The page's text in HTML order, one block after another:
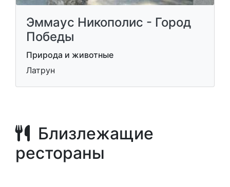
Эммаус Никополис - Город
Победы
Природа и животные
Латрун
Близлежащие
рестораны